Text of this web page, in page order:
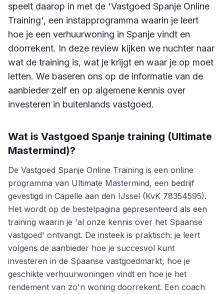
speelt daarop in met de 'Vastgoed Spanje Online
Training', een instapprogramma waarin je leert
hoe je een verhuurwoning in Spanje vindt en
doorrekent. In deze review kijken we nuchter naar
wat de training is, wat je krijgt en waar je op moet
letten. We baseren ons op de informatie van de
aanbieder zelf en op algemene kennis over
investeren in buitenlands vastgoed.
Wat is Vastgoed Spanje training (Ultimate
Mastermind)?
De Vastgoed Spanje Online Training is een online
programma van Ultimate Mastermind, een bedrijf
gevestigd in Capelle aan den IJssel (KvK 78354595).
Het wordt op de bestelpagina gepresenteerd als een
training waarin je 'al onze kennis over het Spaanse
vastgoed' ontvangt. De insteek is praktisch: je leert
volgens de aanbieder hoe je succesvol kunt
investeren in de Spaanse vastgoedmarkt, hoe je
geschikte verhuurwoningen vindt en hoe je het
rendement van zo'n woning doorrekent. Een coach